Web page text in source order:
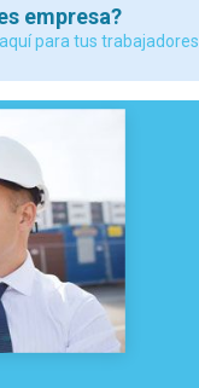
empresa?
para tus trabajadores